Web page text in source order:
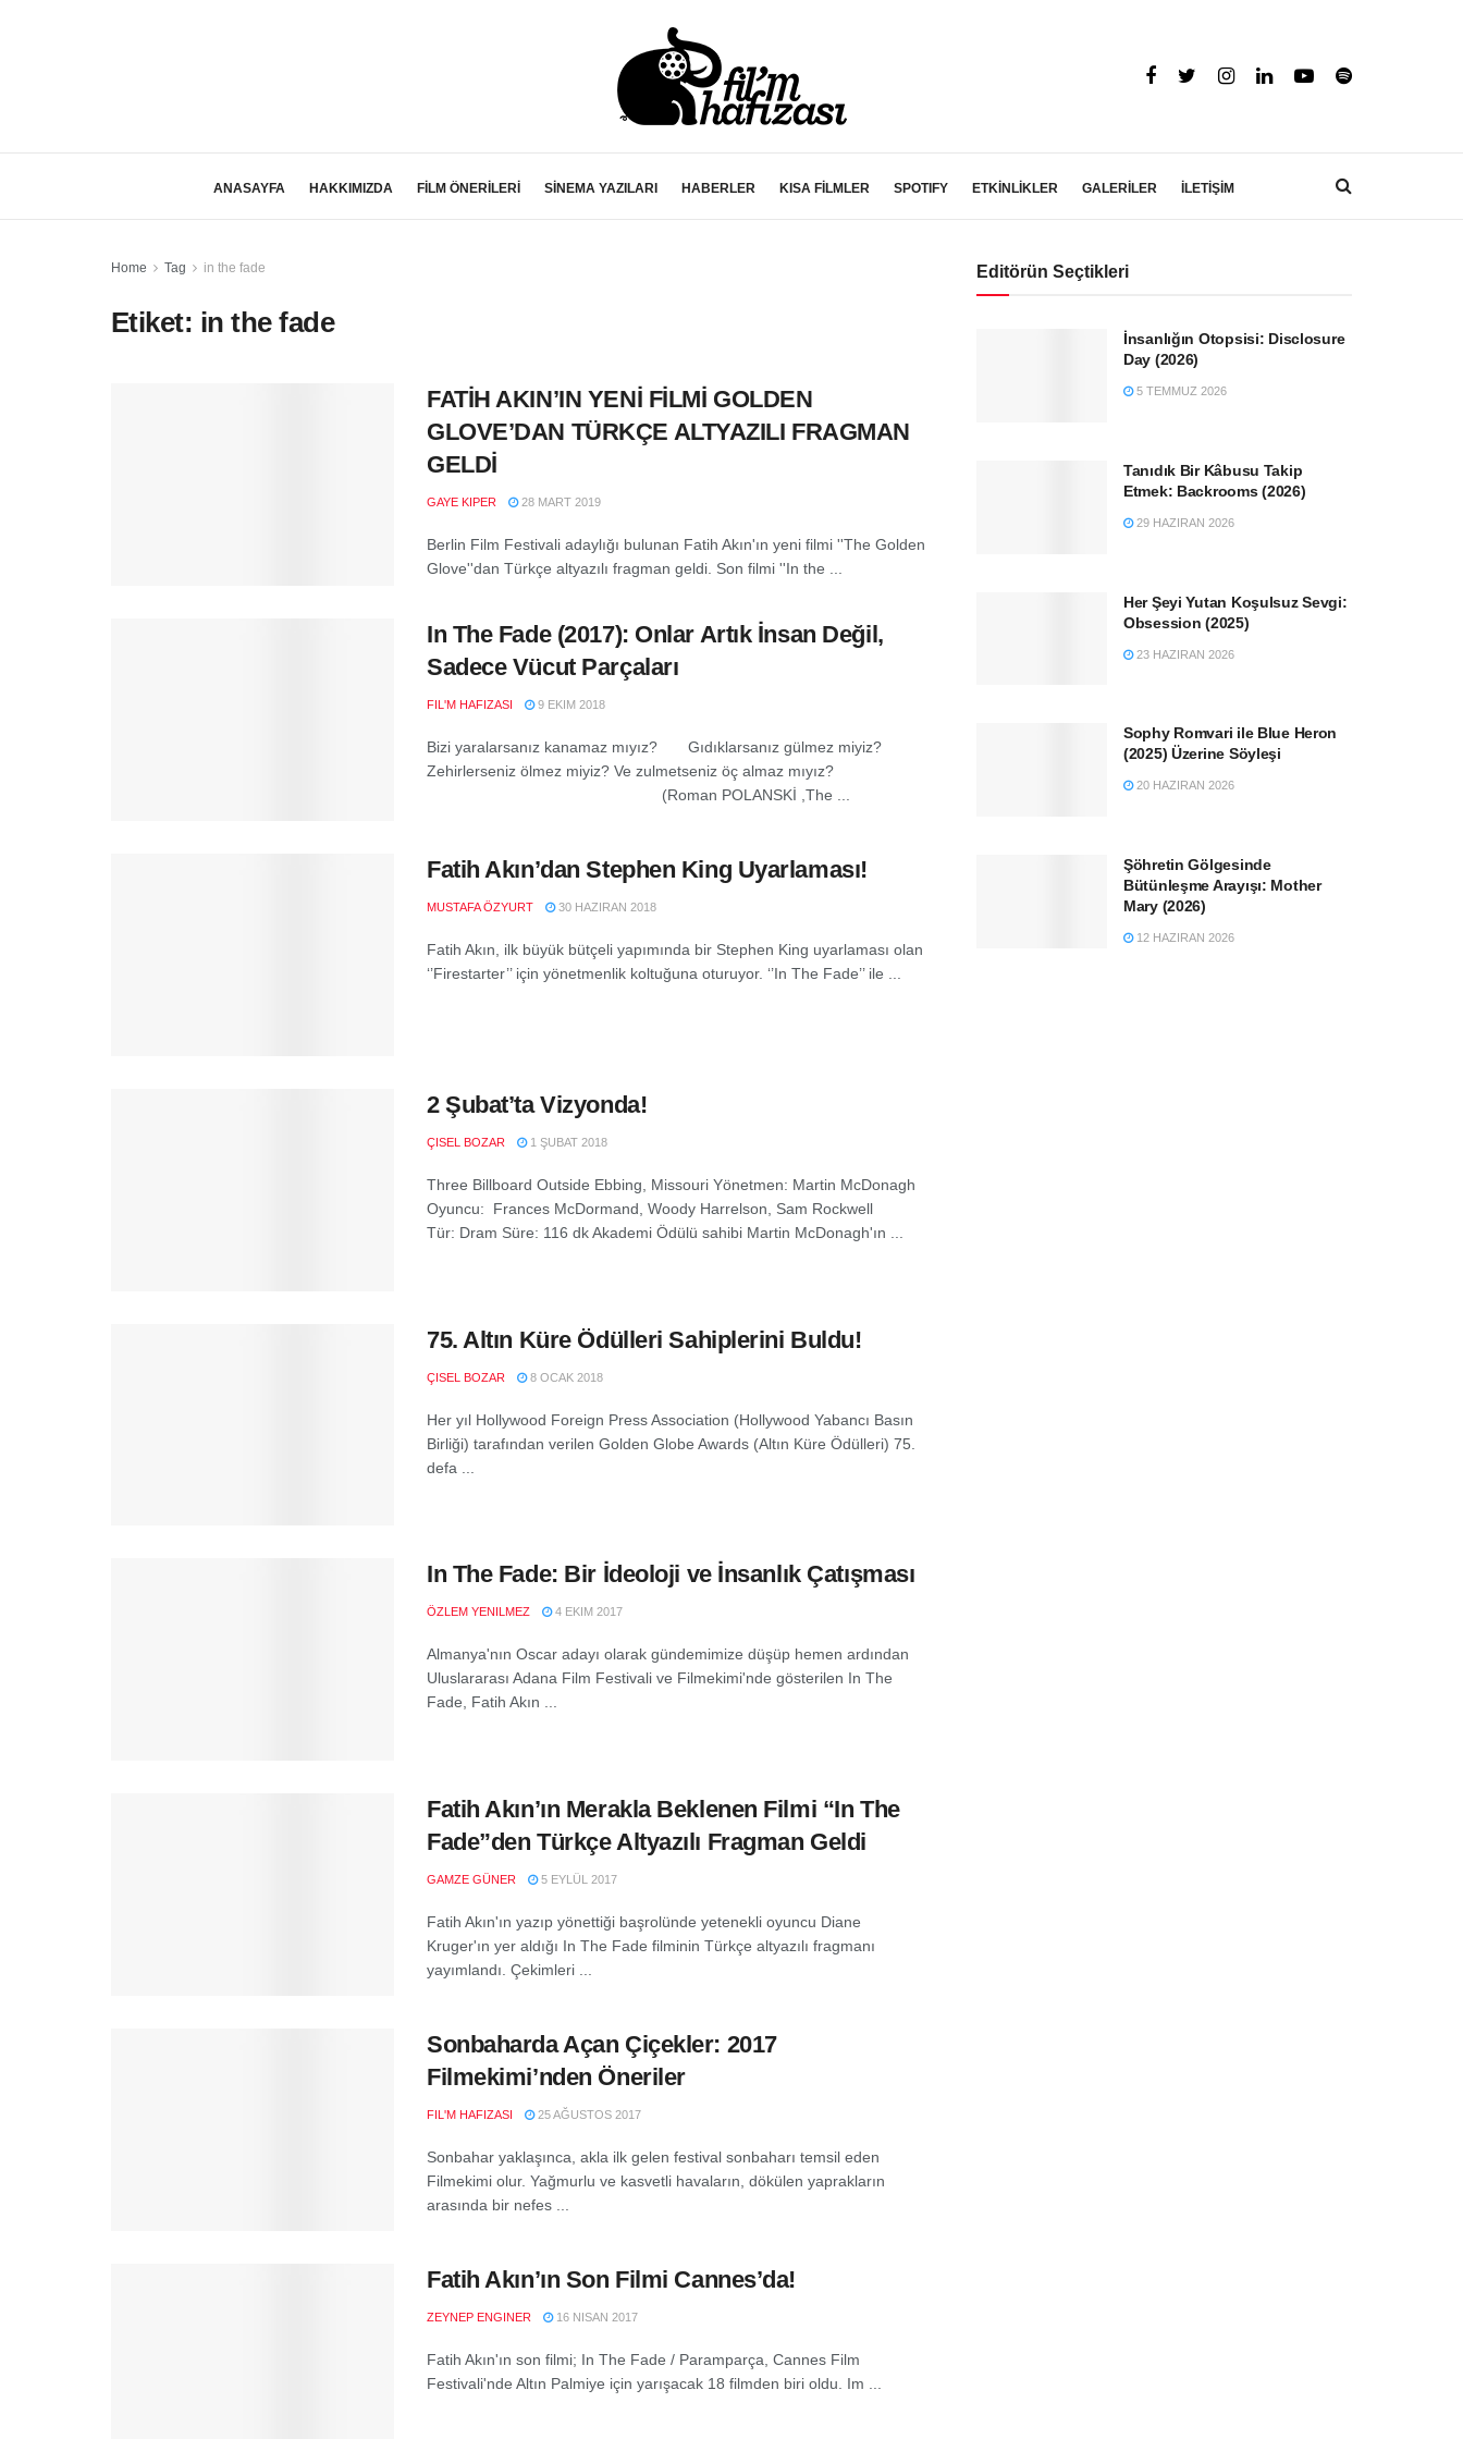
ANASAYFA HAKKIMIZDA FİLM ÖNERİLERİ SİNEMA YAZILARI HABERLER KISA FİLMLER SPOTIFY ETKİNLİKLER GALERİLER İLETİŞİM
Home Tag in the fade
Etiket: in the fade
FATİH AKIN’IN YENİ FİLMİ GOLDEN
GLOVE’DAN TÜRKÇE ALTYAZILI FRAGMAN
GELDİ
GAYE KIPER 28 MART 2019
Berlin Film Festivali adaylığı bulunan Fatih Akın'ın yeni filmi ''The Golden
Glove''dan Türkçe altyazılı fragman geldi. Son filmi ''In the ...
In The Fade (2017): Onlar Artık İnsan Değil,
Sadece Vücut Parçaları
FIL'M HAFIZASI 9 EKIM 2018
Bizi yaralarsanız kanamaz mıyız? Gıdıklarsanız gülmez miyiz?
Zehirlerseniz ölmez miyiz? Ve zulmetseniz öç almaz mıyız?
(Roman POLANSKİ ,The ...
Fatih Akın’dan Stephen King Uyarlaması!
MUSTAFA ÖZYURT 30 HAZIRAN 2018
Fatih Akın, ilk büyük bütçeli yapımında bir Stephen King uyarlaması olan
‘’Firestarter’’ için yönetmenlik koltuğuna oturuyor. ‘’In The Fade’’ ile ...
2 Şubat’ta Vizyonda!
ÇISEL BOZAR 1 ŞUBAT 2018
Three Billboard Outside Ebbing, Missouri Yönetmen: Martin McDonagh
Oyuncu: Frances McDormand, Woody Harrelson, Sam Rockwell
Tür: Dram Süre: 116 dk Akademi Ödülü sahibi Martin McDonagh'ın ...
75. Altın Küre Ödülleri Sahiplerini Buldu!
ÇISEL BOZAR 8 OCAK 2018
Her yıl Hollywood Foreign Press Association (Hollywood Yabancı Basın
Birliği) tarafından verilen Golden Globe Awards (Altın Küre Ödülleri) 75.
defa ...
In The Fade: Bir İdeoloji ve İnsanlık Çatışması
ÖZLEM YENILMEZ 4 EKIM 2017
Almanya'nın Oscar adayı olarak gündemimize düşüp hemen ardından
Uluslararası Adana Film Festivali ve Filmekimi'nde gösterilen In The
Fade, Fatih Akın ...
Fatih Akın’ın Merakla Beklenen Filmi “In The
Fade”den Türkçe Altyazılı Fragman Geldi
GAMZE GÜNER 5 EYLÜL 2017
Fatih Akın'ın yazıp yönettiği başrolünde yetenekli oyuncu Diane
Kruger'ın yer aldığı In The Fade filminin Türkçe altyazılı fragmanı
yayımlandı. Çekimleri ...
Sonbaharda Açan Çiçekler: 2017
Filmekimi’nden Öneriler
FIL'M HAFIZASI 25 AĞUSTOS 2017
Sonbahar yaklaşınca, akla ilk gelen festival sonbaharı temsil eden
Filmekimi olur. Yağmurlu ve kasvetli havaların, dökülen yaprakların
arasında bir nefes ...
Fatih Akın’ın Son Filmi Cannes’da!
ZEYNEP ENGINER 16 NISAN 2017
Fatih Akın'ın son filmi; In The Fade / Paramparça, Cannes Film
Festivali'nde Altın Palmiye için yarışacak 18 filmden biri oldu. Im ...
Editörün Seçtikleri
İnsanlığın Otopsisi: Disclosure
Day (2026)
5 TEMMUZ 2026
Tanıdık Bir Kâbusu Takip
Etmek: Backrooms (2026)
29 HAZIRAN 2026
Her Şeyi Yutan Koşulsuz Sevgi:
Obsession (2025)
23 HAZIRAN 2026
Sophy Romvari ile Blue Heron
(2025) Üzerine Söyleşi
20 HAZIRAN 2026
Şöhretin Gölgesinde
Bütünleşme Arayışı: Mother
Mary (2026)
12 HAZIRAN 2026